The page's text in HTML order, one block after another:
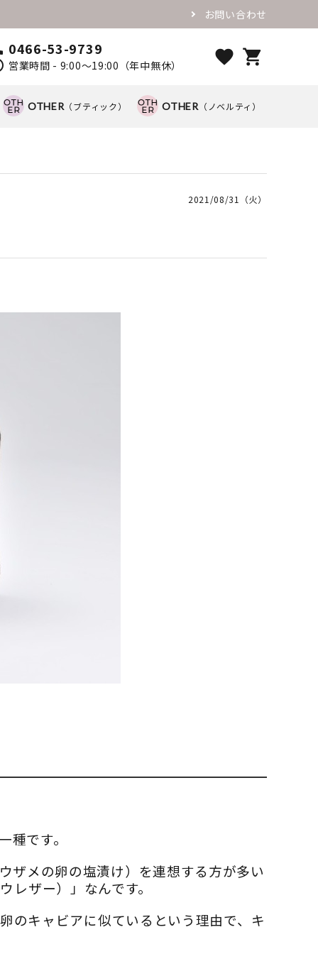
お問い合わせ
0466-53-9739
営業時間 - 9:00～19:00（年中無休） favorite shopping_cart
OTHER （ブティック） OTHER （ノベルティ）
2021/08/31（火）
です。
ザメの卵の塩漬け）を連想する方が多い
レザー）」なんです。
のキャビアに似ているという理由で、キ